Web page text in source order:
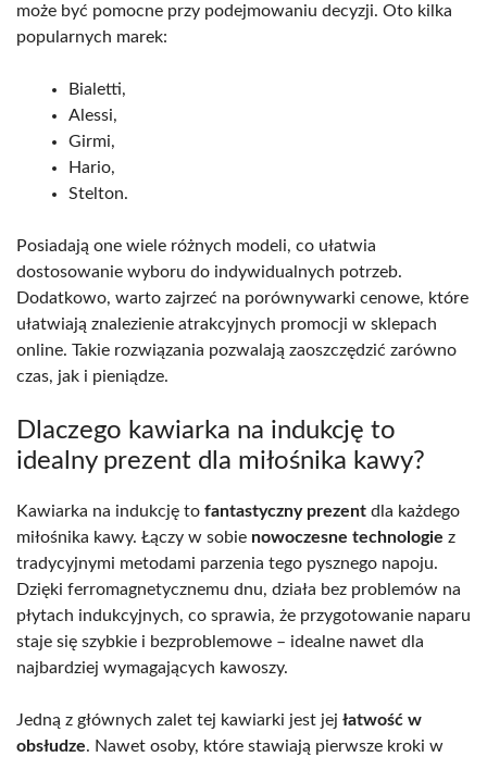
może być pomocne przy podejmowaniu decyzji. Oto kilka
popularnych marek:
Bialetti,
Alessi,
Girmi,
Hario,
Stelton.
Posiadają one wiele różnych modeli, co ułatwia
dostosowanie wyboru do indywidualnych potrzeb.
Dodatkowo, warto zajrzeć na porównywarki cenowe, które
ułatwiają znalezienie atrakcyjnych promocji w sklepach
online. Takie rozwiązania pozwalają zaoszczędzić zarówno
czas, jak i pieniądze.
Dlaczego kawiarka na indukcję to
idealny prezent dla miłośnika kawy?
Kawiarka na indukcję to fantastyczny prezent dla każdego
miłośnika kawy. Łączy w sobie nowoczesne technologie z
tradycyjnymi metodami parzenia tego pysznego napoju.
Dzięki ferromagnetycznemu dnu, działa bez problemów na
płytach indukcyjnych, co sprawia, że przygotowanie naparu
staje się szybkie i bezproblemowe – idealne nawet dla
najbardziej wymagających kawoszy.
Jedną z głównych zalet tej kawiarki jest jej łatwość w
obsłudze. Nawet osoby, które stawiają pierwsze kroki w